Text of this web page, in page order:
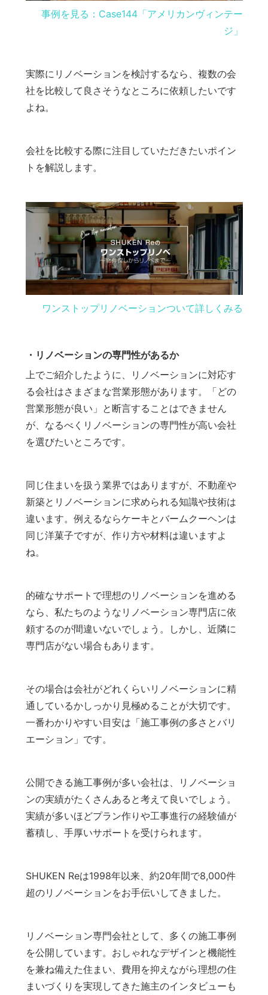
事例を見る：Case144「アメリカンヴィンテー
ジ」
実際にリノベーションを検討するなら、複数の会
社を比較して良さそうなところに依頼したいです
よね。
会社を比較する際に注目していただきたいポイン
トを解説します。
ワンストップリノベーションついて詳しくみる
・リノベーションの専門性があるか
上でご紹介したように、リノベーションに対応す
る会社はさまざまな営業形態があります。「どの
営業形態が良い」と断言することはできません
が、なるべくリノベーションの専門性が高い会社
を選びたいところです。
同じ住まいを扱う業界ではありますが、不動産や
新築とリノベーションに求められる知識や技術は
違います。例えるならケーキとバームクーヘンは
同じ洋菓子ですが、作り方や材料は違いますよ
ね。
的確なサポートで理想のリノベーションを進める
なら、私たちのようなリノベーション専門店に依
頼するのが間違いないでしょう。しかし、近隣に
専門店がない場合もあります。
その場合は会社がどれくらいリノベーションに精
通しているかしっかり見極めることが大切です。
一番わかりやすい目安は「施工事例の多さとバリ
エーション」です。
公開できる施工事例が多い会社は、リノベーショ
ンの実績がたくさんあると考えて良いでしょう。
実績が多いほどプラン作りや工事進行の経験値が
蓄積し、手厚いサポートを受けられます。
SHUKEN Reは1998年以来、約20年間で8,000件
超のリノベーションをお手伝いしてきました。
リノベーション専門会社として、多くの施工事例
を公開しています。おしゃれなデザインと機能性
を兼ね備えた住まい、費用を抑えながら理想の住
まいづくりを実現してきた施主のインタビューも